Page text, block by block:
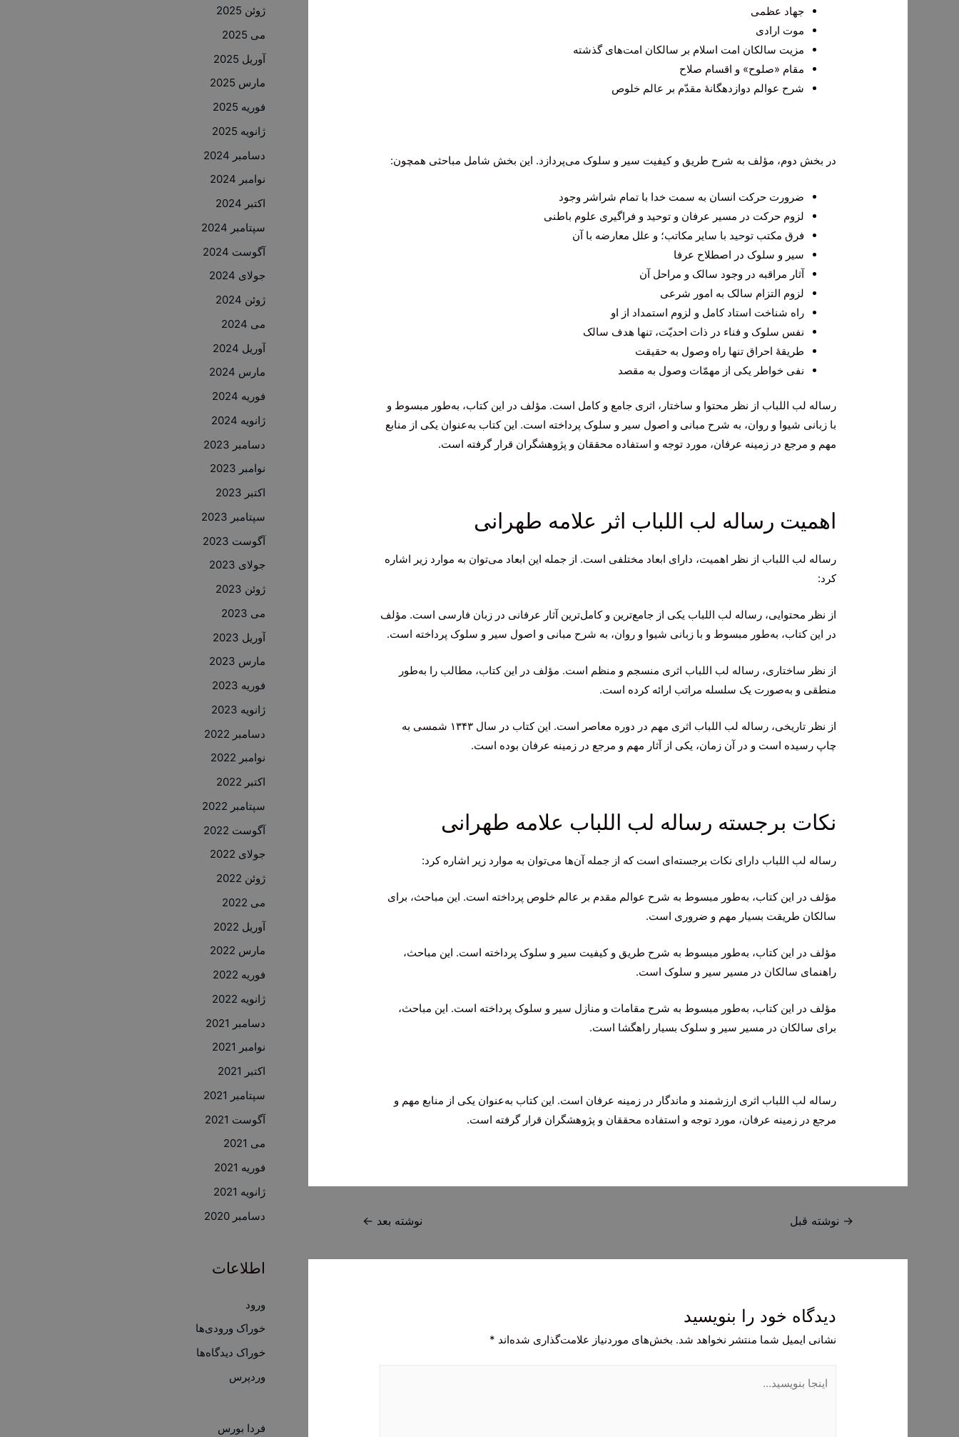
جهاد عظمی
موت ارادی
مزیت سالکان امت اسلام بر سالکان امت‌های گذشته
مقام «صلوح» و اقسام صلاح
شرح عوالم دوازدهگانۀ مقدّم بر عالم خلوص
در بخش دوم، مؤلف به شرح طریق و کیفیت سیر و سلوک می‌پردازد. این بخش شامل مباحثی همچون:
ضرورت حرکت انسان به سمت خدا با تمام شراشر وجود
لزوم حركت در مسير عرفان و توحيد و فراگیری علوم باطنی
فرق مكتبتوحيد با ساير مكاتب؛ و علل معارضه با آن
سیر و سلوک در اصطلاح عرفا
آثار مراقبه در وجود سالک و مراحل آن
لزوم التزام سالک به امور شرعی
راه شناخت استاد کامل و لزوم استمداد از او
نفس سلوک و فناء در ذات احديّت، تنها هدف سالک
طریقۀ احراق تنها راه وصول به حقیقت
نفی خواطر یکی از مهمّات وصول به مقصد
رساله لب اللباب از نظر محتوا و ساختار، اثری جامع و کامل است. مؤلف در این کتاب، به‌طور مبسوط و
با زبانی شیوا و روان، به شرح مبانی و اصول سیر و سلوک پرداخته است. این کتاب به‌عنوان یکی از منابع
مهم و مرجع در زمینه عرفان، مورد توجه و استفاده محققان و پژوهشگران قرار گرفته است.
اهمیت رساله لب اللباب اثر علامه طهرانی
رساله لب اللباب از نظر اهمیت، دارای ابعاد مختلفی است. از جمله این ابعاد می‌توان به موارد زیر اشاره
کرد:
از نظر محتوایی، رساله لب اللباب یکی از جامع‌ترین و کامل‌ترین آثار عرفانی در زبان فارسی است. مؤلف
در این کتاب، به‌طور مبسوط و با زبانی شیوا و روان، به شرح مبانی و اصول سیر و سلوک پرداخته است.
از نظر ساختاری، رساله لب اللباب اثری منسجم و منظم است. مؤلف در این کتاب، مطالب را به‌طور
منطقی و به‌صورت یک سلسله مراتب ارائه کرده است.
از نظر تاریخی، رساله لب اللباب اثری مهم در دوره معاصر است. این کتاب در سال ۱۳۴۳ شمسی به
چاپ رسیده است و در آن زمان، یکی از آثار مهم و مرجع در زمینه عرفان بوده است.
نکات برجسته رساله لب اللباب علامه طهرانی
رساله لب اللباب دارای نکات برجسته‌ای است که از جمله آن‌ها می‌توان به موارد زیر اشاره کرد:
مؤلف در این کتاب، به‌طور مبسوط به شرح عوالم مقدم بر عالم خلوص پرداخته است. این مباحث، برای
سالکان طریقت بسیار مهم و ضروری است.
مؤلف در این کتاب، به‌طور مبسوط به شرح طریق و کیفیت سیر و سلوک پرداخته است. این مباحث،
راهنمای سالکان در مسیر سیر و سلوک است.
مؤلف در این کتاب، به‌طور مبسوط به شرح مقامات و منازل سیر و سلوک پرداخته است. این مباحث،
برای سالکان در مسیر سیر و سلوک بسیار راهگشا است.
رساله لب اللباب اثری ارزشمند و ماندگار در زمینه عرفان است. این کتاب به‌عنوان یکی از منابع مهم و
مرجع در زمینه عرفان، مورد توجه و استفاده محققان و پژوهشگران قرار گرفته است.
راهبری
→ نوشته قبل نوشته بعد ←
دیدگاه‌ خود را بنویسید
نشانی ایمیل شما منتشر نخواهد شد. بخش‌های موردنیاز علامت‌گذاری شده‌اند *
بنویسید…
ژوئن 2025
می 2025
آوریل 2025
مارس 2025
فوریه 2025
ژانویه 2025
دسامبر 2024
نوامبر 2024
اکتبر 2024
سپتامبر 2024
آگوست 2024
جولای 2024
ژوئن 2024
می 2024
آوریل 2024
مارس 2024
فوریه 2024
ژانویه 2024
دسامبر 2023
نوامبر 2023
اکتبر 2023
سپتامبر 2023
آگوست 2023
جولای 2023
ژوئن 2023
می 2023
آوریل 2023
مارس 2023
فوریه 2023
ژانویه 2023
دسامبر 2022
نوامبر 2022
اکتبر 2022
سپتامبر 2022
آگوست 2022
جولای 2022
ژوئن 2022
می 2022
آوریل 2022
مارس 2022
فوریه 2022
ژانویه 2022
دسامبر 2021
نوامبر 2021
اکتبر 2021
سپتامبر 2021
آگوست 2021
می 2021
فوریه 2021
ژانویه 2021
دسامبر 2020
اطلاعات
ورود
خوراک ورودی‌ها
خوراک دیدگاه‌ها
وردپرس
فردا بورس